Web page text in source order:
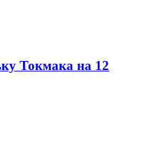
Токмака на 12